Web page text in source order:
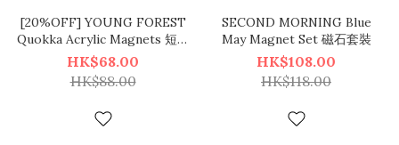
[20%OFF] YOUNG FOREST
Quokka Acrylic Magnets 短尾
鼠 磁石套裝
HK$68.00
HK$88.00
SECOND MORNING Blue
May Magnet Set 磁石套裝
HK$108.00
HK$118.00